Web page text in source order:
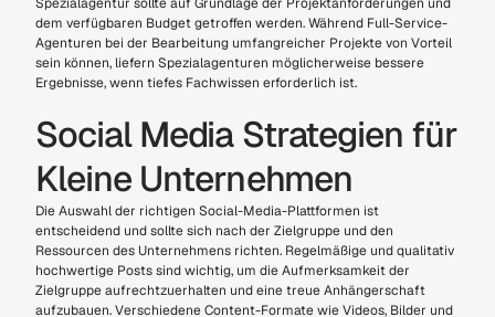
dem verfügbaren Budget getroffen werden. Während Full-Service-
Agenturen bei der Bearbeitung umfangreicher Projekte von Vorteil
sein können, liefern Spezialagenturen möglicherweise bessere
Ergebnisse, wenn tiefes Fachwissen erforderlich ist.
Social Media Strategien für
Kleine Unternehmen
Die Auswahl der richtigen Social-Media-Plattformen ist
entscheidend und sollte sich nach der Zielgruppe und den
Ressourcen des Unternehmens richten. Regelmäßige und qualitativ
hochwertige Posts sind wichtig, um die Aufmerksamkeit der
Zielgruppe aufrechtzuerhalten und eine treue Anhängerschaft
aufzubauen. Verschiedene Content-Formate wie Videos, Bilder und